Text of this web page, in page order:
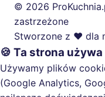
© 2026
zastrzeżone
Stworzone z ❤️ dla
🍪 Ta strona
Używamy plików
(Google Analytics,